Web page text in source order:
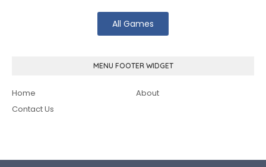
All Games
MENU FOOTER WIDGET
Home
About
Contact Us